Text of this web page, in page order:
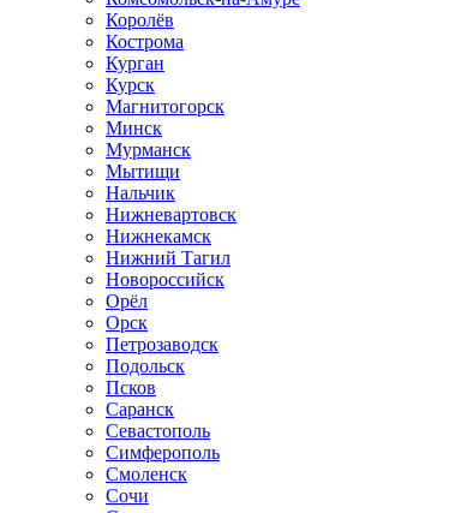
Королёв
Кострома
Курган
Курск
Магнитогорск
Минск
Мурманск
Мытищи
Нальчик
Нижневартовск
Нижнекамск
Нижний Тагил
Новороссийск
Орёл
Орск
Петрозаводск
Подольск
Псков
Саранск
Севастополь
Симферополь
Смоленск
Сочи